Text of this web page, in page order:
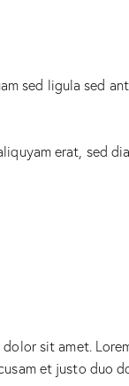
sed ligula sed
erat, sed
sit amet.
et justo duo